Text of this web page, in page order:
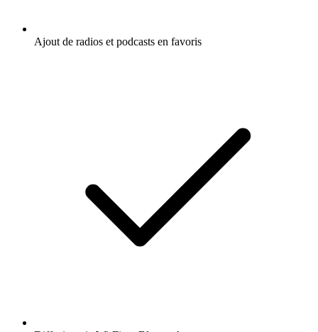
Ajout de radios et podcasts en favoris